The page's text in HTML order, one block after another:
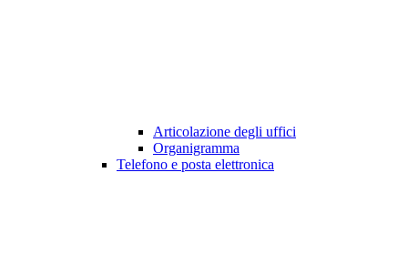
Articolazione degli uffici
Organigramma
Telefono e posta elettronica